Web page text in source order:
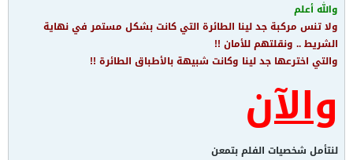
والله أعلم
ولا تنس مركبة جد لينا الطائرة التي كانت بشكل مستمر في نهاية
الشريط .. ونقلتهم للأمان !!
والتي اخترعها جد لينا وكانت شبيهة بالأطباق الطائرة !!
والآن
لنتأمل شخصيات الفلم بتمعن